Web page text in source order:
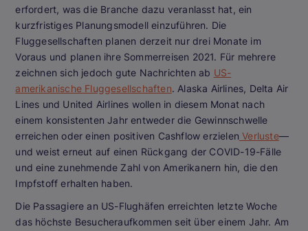
erfordert, was die Branche dazu veranlasst hat, ein
kurzfristiges Planungsmodell einzuführen. Die
Fluggesellschaften planen derzeit nur drei Monate im
Voraus und planen ihre Sommerreisen 2021. Für mehrere
zeichnen sich jedoch gute Nachrichten ab US-
amerikanische Fluggesellschaften. Alaska Airlines, Delta Air
Lines und United Airlines wollen in diesem Monat nach
einem konsistenten Jahr entweder die Gewinnschwelle
erreichen oder einen positiven Cashflow erzielen Verluste—
und weist erneut auf einen Rückgang der COVID-19-Fälle
und eine zunehmende Zahl von Amerikanern hin, die den
Impfstoff erhalten haben.
Die Passagiere an US-Flughäfen erreichten letzte Woche
das höchste Besucheraufkommen seit über einem Jahr. Am